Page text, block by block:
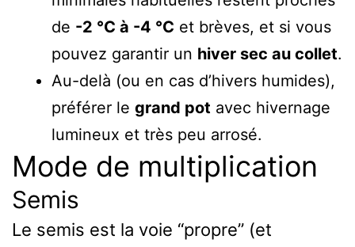
de -2 °C à -4 °C et brèves, et si vous
pouvez garantir un hiver sec au collet.
Au-delà (ou en cas d’hivers humides),
préférer le grand pot avec hivernage
lumineux et très peu arrosé.
Mode de multiplication
Semis
Le semis est la voie “propre” (et